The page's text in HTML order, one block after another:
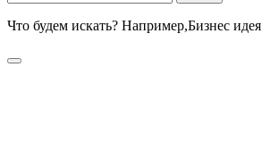
Что будем искать? Например,Бизнес идея